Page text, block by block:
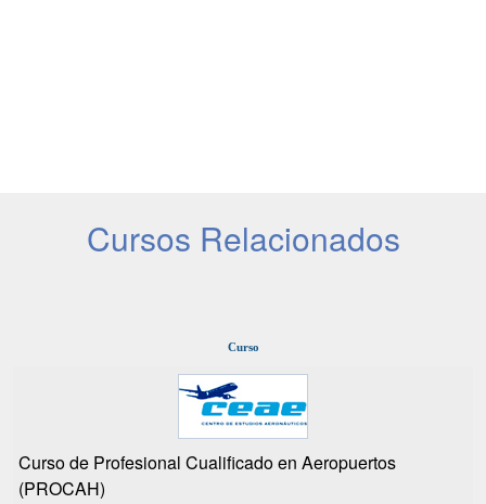
Cursos Relacionados
Curso
Curso de Profesional Cualificado en Aeropuertos
(PROCAH)